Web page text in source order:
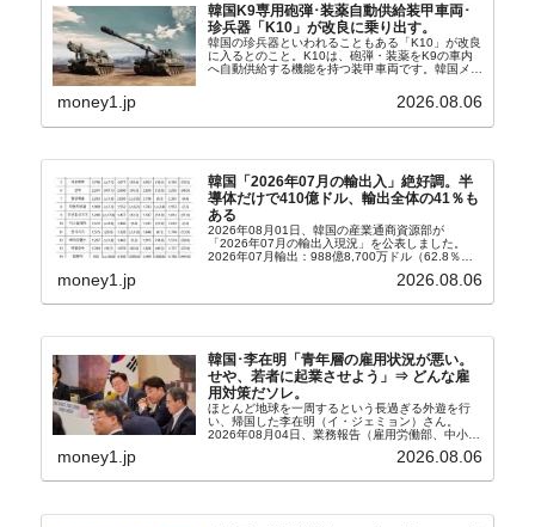
韓国K9専用砲弾･装薬自動供給装甲車両･
珍兵器「K10」が改良に乗り出す。
韓国の珍兵器といわれることもある「K10」が改良
に入るとのこと。K10は、砲弾・装薬をK9の車内
へ自動供給する機能を持つ装甲車両です。韓国メデ
から以下に一部を引きます。2005年に初めて...
money1.jp 2026.08.06
韓国「2026年07月の輸出入」絶好調。半
導体だけで410億ドル、輸出全体の41％も
ある
2026年08月01日、韓国の産業通商資源部が
「2026年07月の輸出入現況」を公表しました。
2026年07月輸出：988億8,700万ドル（62.8％）
money1.jp 2026.08.06
韓国･李在明「青年層の雇用状況が悪い。
せや、若者に起業させよう」⇒ どんな雇
用対策だソレ。
ほとんど地球を一周するという長過ぎる外遊を行
い、帰国した李在明（イ・ジェミョン）さん。
2026年08月04日、業務報告（雇用労働部、中小ベ
上、韓国大統領に成りおおせた李在明（イ・ジェミ
money1.jp 2026.08.06